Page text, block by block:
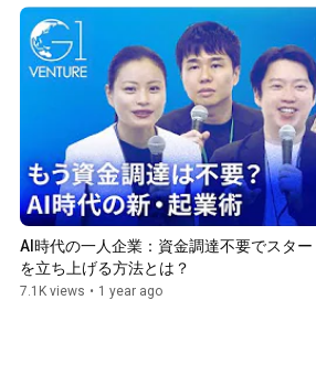
AI時代の一人企業：資金調達不要でスタ
を立ち上げる方法とは？
7.1K views • 1 year ago